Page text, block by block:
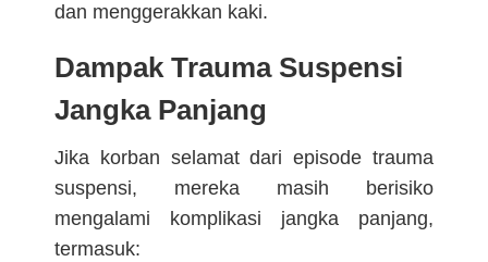
dan menggerakkan kaki.
Dampak Trauma Suspensi
Jangka Panjang
Jika korban selamat dari episode trauma
suspensi, mereka masih berisiko
mengalami komplikasi jangka panjang,
termasuk: